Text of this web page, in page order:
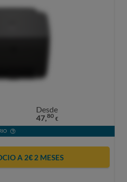
Desde
47,80 €
A 2€ 2 MESES